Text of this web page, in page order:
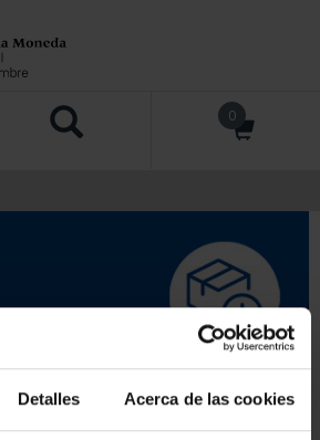
Detalles Acerca de las cookies
0